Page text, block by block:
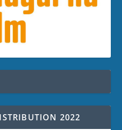
2022